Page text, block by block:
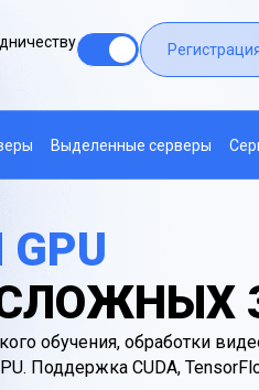
Выделенные серверы
обучения, обработки
Поддержка CUDA,